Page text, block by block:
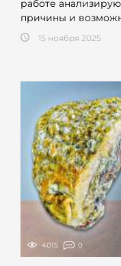
работе
причины и
15 ноября 2025
4015 0